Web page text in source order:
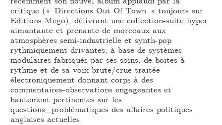
critique (« Directions Out Of Town » toujours sur
Editions Mego), délivrant une collection-suite hyper
aimantante et prenante de morceaux aux
atmosphères semi-industrielle et synth-pop
rythmiquement drivantes, à base de systèmes
modulaires fabriqués par ses soins, de boites à
rythme et de sa voix brute/crue traitée
électroniquement donnant corps à des
commentaires-observations engageantes et
hautement pertinentes sur les
questions_problématiques des affaires politiques
anglaises actuelles.